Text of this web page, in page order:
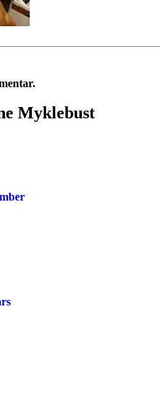
Myklebust